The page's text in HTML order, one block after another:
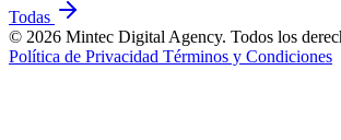
Todas
© 2026 Mintec Digital Agency. Todos los
Política de Privacidad Términos y Condiciones